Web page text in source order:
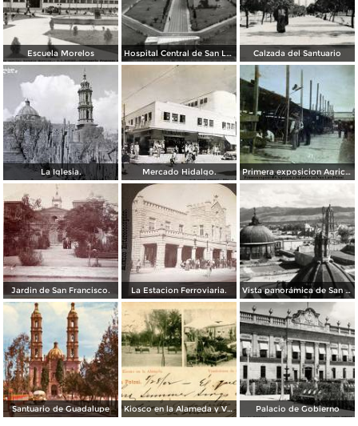
Escuela Morelos Hospital Central de San Luis Potosí Calzada del Santuario
La Iglesia. Mercado Hidalgo. Primera exposicion Agricola e Industria en San Luis Potosi 15 de Septiembrede1906
Jardin de San Francisco. La Estacion Ferroviaria. Vista panorámica de San Luis Potosí
Santuario de Guadalupe Kiosco en la Alameda y Vendedores de Frutas Palacio de Gobierno